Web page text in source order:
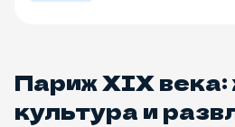
Париж XIX века:
культура и